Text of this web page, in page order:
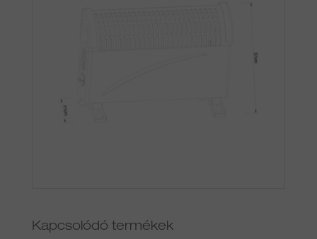
Kapcsolódó termékek